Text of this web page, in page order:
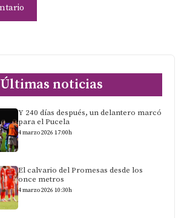
Últimas noticias
Y 240 días después, un delantero marcó
para el Pucela
4 marzo 2026 17:00h
El calvario del Promesas desde los
once metros
4 marzo 2026 10:30h